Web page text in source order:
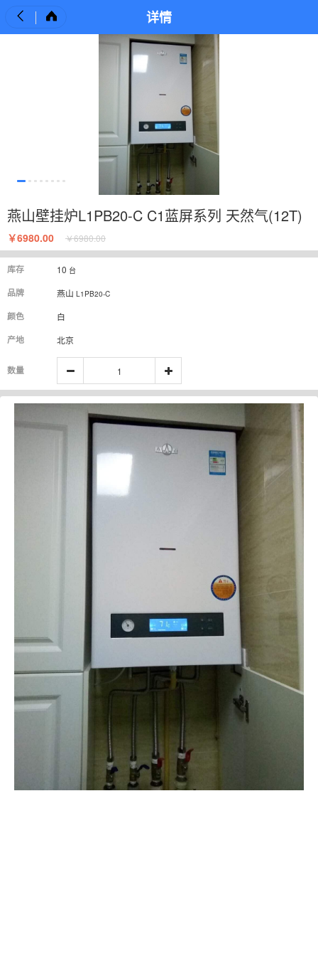
详情
燕山壁挂炉L1PB20-C C1蓝屏系列 天然气(12T)
￥6980.00 ￥6980.00
库存 10 台
品牌 燕山 L1PB20-C
颜色
白
产地
北京
数量